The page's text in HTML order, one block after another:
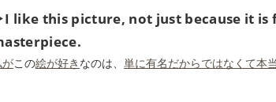
I like this picture, not just because it is
この絵が好き なのは、 単に有名だからではなくて本